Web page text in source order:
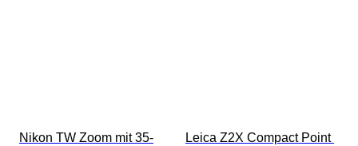
Nikon TW Zoom mit 35-
Leica Z2X Compact Point